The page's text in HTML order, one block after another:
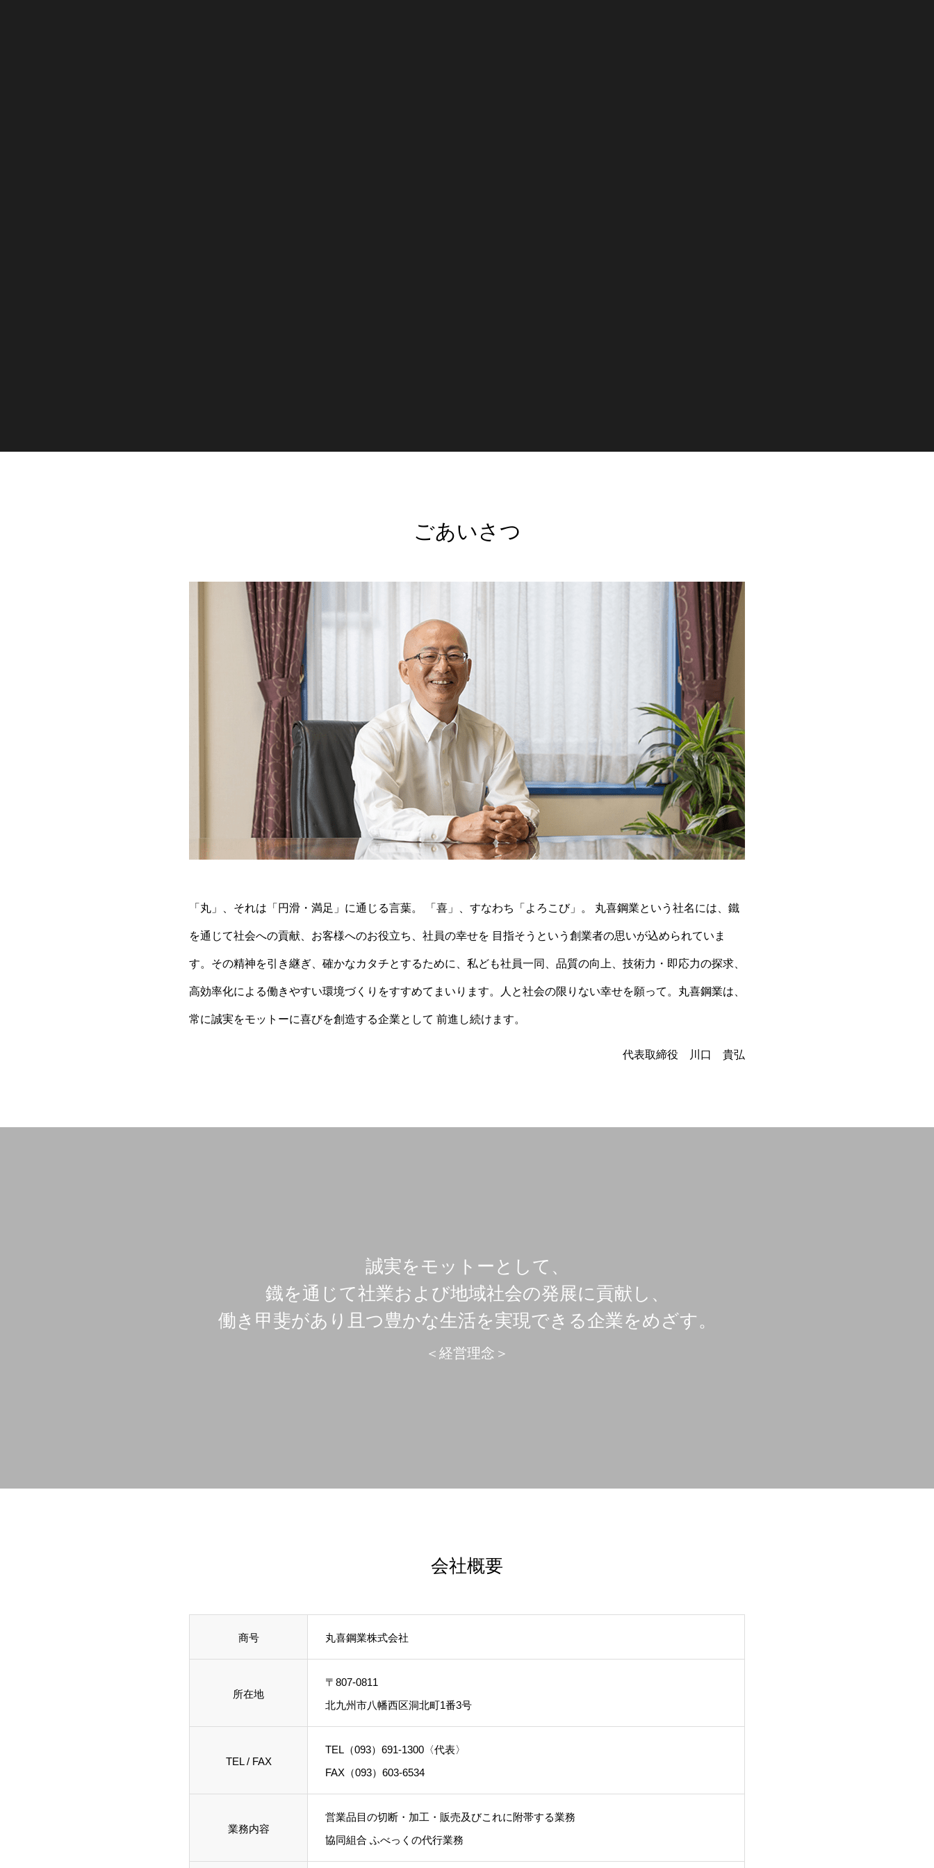
ごあいさつ
「丸」、それは「円滑・満足」に通じる言葉。 「喜」、すなわち「よろこび」。 丸喜鋼業という社名には、鐵
を通じて社会への貢献、お客様へのお役立ち、社員の幸せを 目指そうという創業者の思いが込められていま
す。その精神を引き継ぎ、確かなカタチとするために、私ども社員一同、品質の向上、技術力・即応力の探求、
高効率化による働きやすい環境づくりをすすめてまいります。人と社会の限りない幸せを願って。丸喜鋼業は、
常に誠実をモットーに喜びを創造する企業として 前進し続けます。
代表取締役 川口 貴弘
誠実をモットーとして、
鐡を通じて社業および地域社会の発展に貢献し、
働き甲斐があり且つ豊かな生活を実現できる企業をめざす。
＜経営理念＞
会社概要
商号 丸喜鋼業株式会社
所在地
〒807-0811
北九州市八幡西区洞北町1番3号
TEL / FAX
TEL（093）691-1300〈代表〉
FAX（093）603-6534
業務内容
営業品目の切断・加工・販売及びこれに附帯する業務
協同組合 ふべっくの代行業務